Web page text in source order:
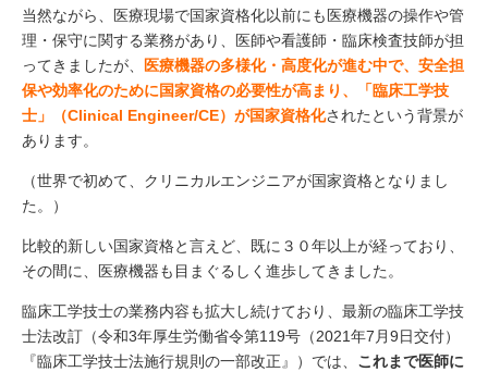
当然ながら、医療現場で国家資格化以前にも医療機器の操作や管
理・保守に関する業務があり、医師や看護師・臨床検査技師が担
ってきましたが、
医療機器の多様化・高度化が進む中で、安全担
保や効率化のために国家資格の必要性が高まり、「臨床工学技
士」（Clinical Engineer/CE）が国家資格化されたという背景が
あります。
（世界で初めて、クリニカルエンジニアが国家資格となりまし
た。）
比較的新しい国家資格と言えど、既に３０年以上が経っており、
その間に、医療機器も目まぐるしく進歩してきました。
臨床工学技士の業務内容も拡大し続けており、最新の臨床工学技
士法改訂（令和3年厚生労働省令第119号（2021年7月9日交付）
『臨床工学技士法施行規則の一部改正』）では、 これまで医師に